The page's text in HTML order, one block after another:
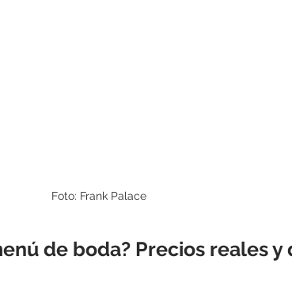
Foto: Frank Palace
de boda? Precios reales y